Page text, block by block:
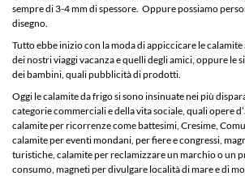
sempre di 3-4 mm di spessore. Oppure possiamo
disegno.
Tutto ebbe inizio con la moda di appiccicare le
dei nostri viaggi vacanza e quelli degli amici, oppure le
dei bambini, quali pubblicità di prodotti.
Oggi le calamite da frigo si sono insinuate nei più
categorie commerciali e della vita sociale, quali opere
calamite per ricorrenze come battesimi, Cresime,
calamite per eventi mondani, per fiere e congressi,
turistiche, calamite per reclamizzare un marchio o un
consumo, magneti per divulgare località di mare e di